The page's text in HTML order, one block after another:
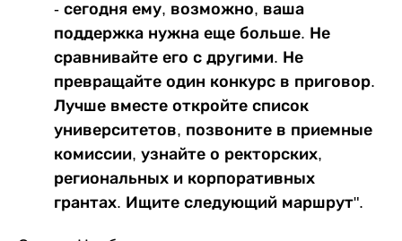
- сегодня ему, возможно, ваша
поддержка нужна еще больше. Не
сравнивайте его с другими. Не
превращайте один конкурс в приговор.
Лучше вместе откройте список
университетов, позвоните в приемные
комиссии, узнайте о ректорских,
региональных и корпоративных
грантах. Ищите следующий маршрут".